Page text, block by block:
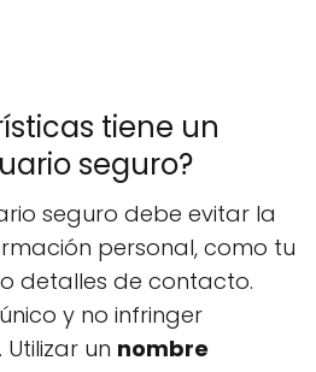
tiene un
seguro?
seguro debe evitar la
personal, como tu
detalles de contacto.
y no infringer
un nombre